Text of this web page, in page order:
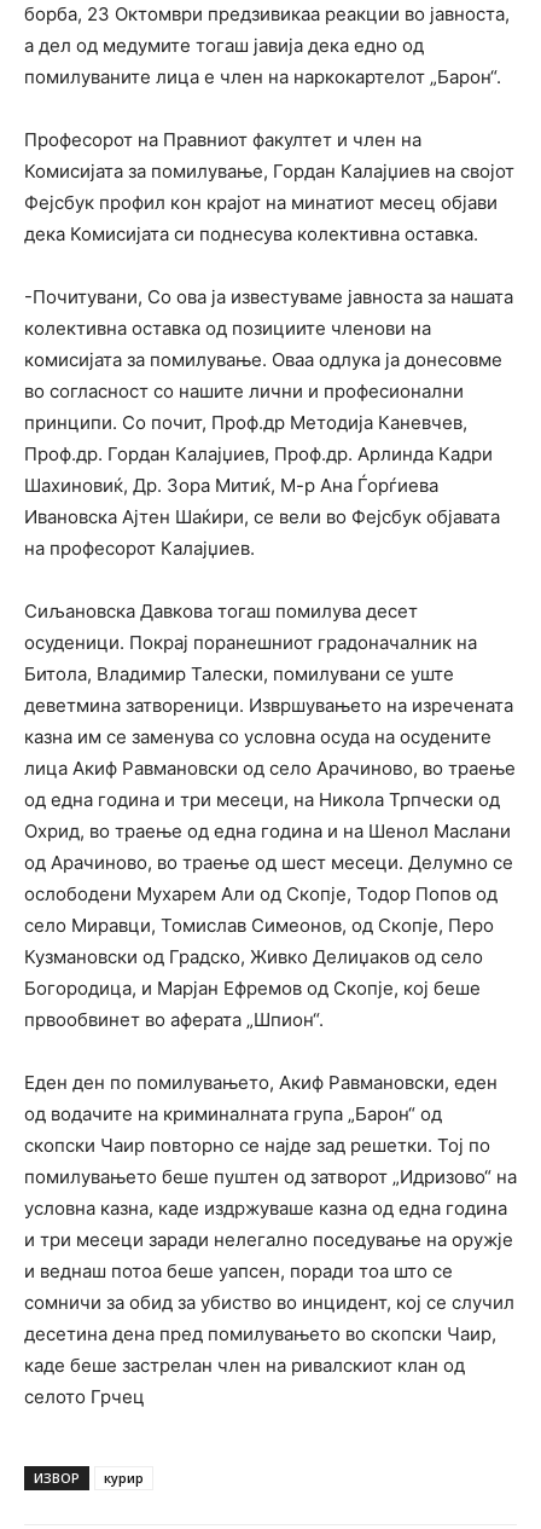
борба, 23 Октомври предзивикаа реакции во јавноста,
а дел од медумите тогаш јавија дека едно од
помилуваните лица е член на наркокартелот „Барон“.
Професорот на Правниот факултет и член на
Комисијата за помилување, Гордан Калајџиев на својот
Фејсбук профил кон крајот на минатиот месец објави
дека Комисијата си поднесува колективна оставка.
-Почитувани, Со ова ја известуваме јавноста за нашата
колективна оставка од позициите членови на
комисијата за помилување. Оваа одлука ја донесовме
во согласност со нашите лични и професионални
принципи. Со почит, Проф.др Методија Каневчев,
Проф.др. Гордан Калајџиев, Проф.др. Арлинда Кадри
Шахиновиќ, Др. Зора Митиќ, М-р Ана Ѓорѓиева
Ивановска Ајтен Шаќири, се вели во Фејсбук објавата
на професорот Калајџиев.
Сиљановска Давкова тогаш помилува десет
осуденици. Покрај поранешниот градоначалник на
Битола, Владимир Талески, помилувани се уште
деветмина затвореници. Извршувањето на изречената
казна им се заменува со условна осуда на осудените
лица Акиф Равмановски од село Арачиново, во траење
од една година и три месеци, на Никола Трпчески од
Охрид, во траење од една година и на Шенол Маслани
од Арачиново, во траење од шест месеци. Делумно се
ослободени Мухарем Али од Скопје, Тодор Попов од
село Миравци, Томислав Симеонов, од Скопје, Перо
Кузмановски од Градско, Живко Делиџаков од село
Богородица, и Марјан Ефремов од Скопје, кој беше
првообвинет во аферата „Шпион“.
Еден ден по помилувањето, Акиф Равмановски, еден
од водачите на криминалната група „Барон“ од
скопски Чаир повторно се најде зад решетки. Тој по
помилувањето беше пуштен од затворот „Идризово“ на
условна казна, каде издржуваше казна од една година
и три месеци заради нелегално поседување на оружје
и веднаш потоа беше уапсен, поради тоа што се
сомничи за обид за убиство во инцидент, кој се случил
десетина дена пред помилувањето во скопски Чаир,
каде беше застрелан член на ривалскиот клан од
селото Грчец
ИЗВОР курир